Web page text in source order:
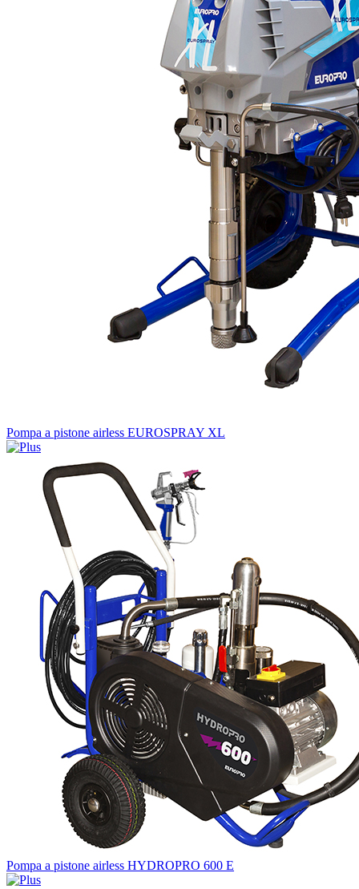
Pompa a pistone airless EUROSPRAY XL
Pompa a pistone airless HYDROPRO 600 E